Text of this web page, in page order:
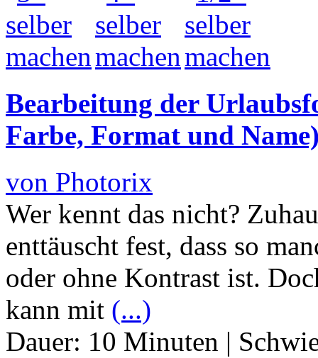
Bearbeitung der
Farbe, Format und
von Photorix
Wer kennt das nicht?
enttäuscht fest, dass so
oder ohne Kontrast ist.
kann mit (...)
Dauer: 10 Minuten |